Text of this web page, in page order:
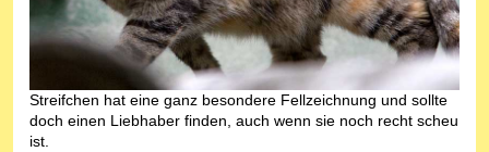
Streifchen hat eine ganz besondere Fellzeichnung und sollte
doch einen Liebhaber finden, auch wenn sie noch recht scheu
ist.